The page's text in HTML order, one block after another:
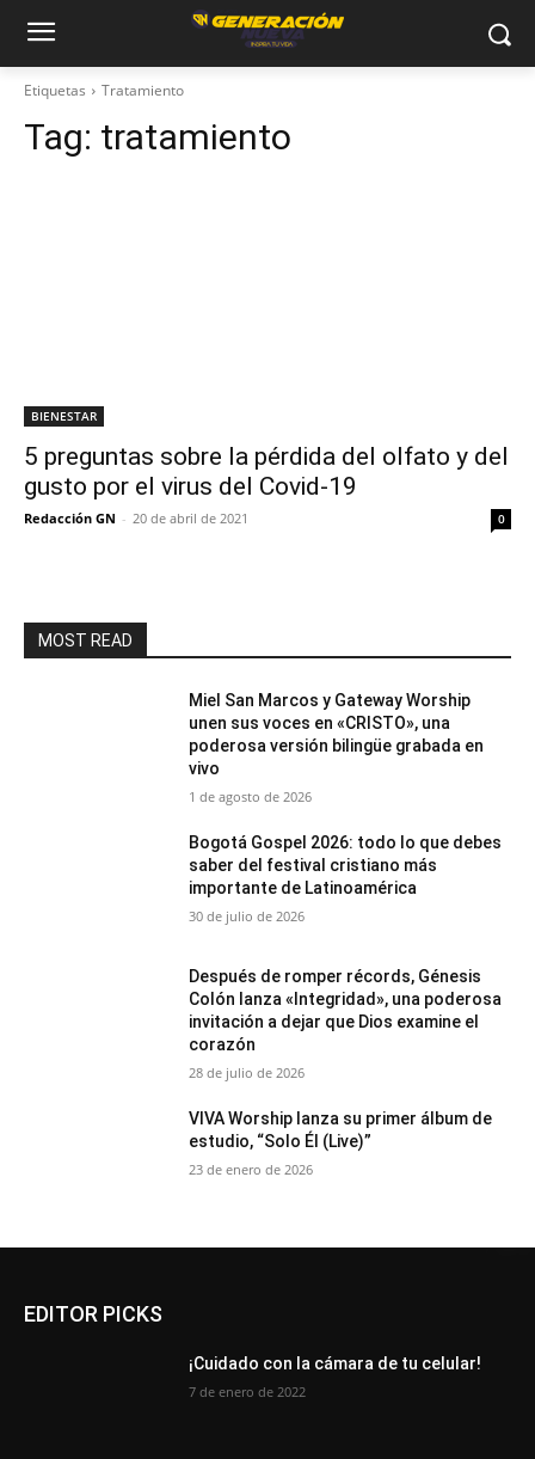
Etiquetas Tratamiento
Tag: tratamiento
BIENESTAR
5 preguntas sobre la pérdida del olfato y del
gusto por el virus del Covid-19
Redacción GN - 20 de abril de 2021 0
MOST READ
Miel San Marcos y Gateway Worship
unen sus voces en «CRISTO», una
poderosa versión bilingüe grabada en
vivo
1 de agosto de 2026
Bogotá Gospel 2026: todo lo que debes
saber del festival cristiano más
importante de Latinoamérica
30 de julio de 2026
Después de romper récords, Génesis
Colón lanza «Integridad», una poderosa
invitación a dejar que Dios examine el
corazón
28 de julio de 2026
VIVA Worship lanza su primer álbum de
estudio, “Solo Él (Live)”
23 de enero de 2026
EDITOR PICKS
¡Cuidado con la cámara de tu celular!
7 de enero de 2022